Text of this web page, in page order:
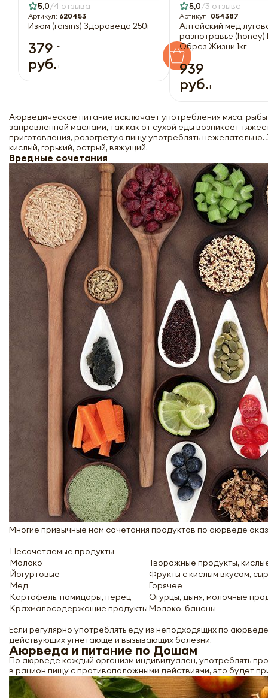
5,0 4 отзыва
Артикул: 620453
Изюм (raisins) Здороведа 250г
379
руб.
-
+
5,0 3 отзыва
Артикул: 054387
Алтайский мед
разнотравье (honey)
Образ Жизни 1кг
939
руб.
-
+
Аюрведическое питание исключает употребления мяса,
заправленной маслами, так как от сухой еды возникает
приготовления, разогретую пищу употреблять
кислый, горький, острый, вяжущий.
Вредные сочетания
Многие привычные нам сочетания продуктов по аюрведе
Несочетаемые продукты
Молоко
Творожные продукты,
Йогуртовые
Фрукты с кислым вкусом,
Мед
Горячее
Картофель, помидоры, перец
Огурцы, дыня, молочные
Крахмалосодержащие продуктыМолоко, бананы
Если регулярно употреблять еду из неподходящих по
действующих угнетающе и вызывающих болезни.
Аюрведа и питание по Дошам
По аюрведе каждый организм индивидуален, употреблять
в рацион пищу с противоположными действиями, это будет